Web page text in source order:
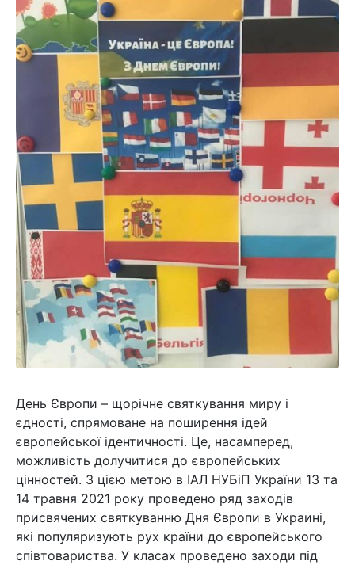
День Європи – щорічне святкування миру і
єдності, спрямоване на поширення ідей
європейської ідентичності. Це, насамперед,
можливість долучитися до європейських
цінностей. З цією метою в ІАЛ НУБіП України 13 та
14 травня 2021 року проведено ряд заходів
присвячених святкуванню Дня Європи в Украині,
які популяризують рух країни до європейського
співтовариства. У класах проведено заходи під